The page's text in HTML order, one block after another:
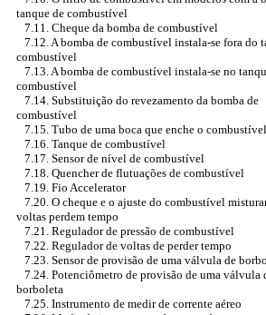
tanque de combustível
7.11. Cheque da bomba de combustível
7.12. A bomba de combustível instala-se fora do
combustível
7.13. A bomba de combustível instala-se no
combustível
7.14. Substituição do revezamento da bomba de
combustível
7.15. Tubo de uma boca que enche o combustível
7.16. Tanque de combustível
7.17. Sensor de nível de combustível
7.18. Quencher de flutuações de combustível
7.19. Fio Accelerator
7.20. O cheque e o ajuste do combustível
voltas perdem tempo
7.21. Regulador de pressão de combustível
7.22. Regulador de voltas de perder tempo
7.23. Sensor de provisão de uma válvula de
7.24. Potenciômetro de provisão de uma válvula
borboleta
7.25. Instrumento de medir de corrente aéreo